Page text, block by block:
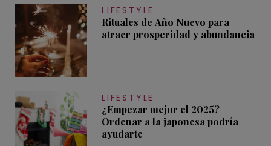
LIFESTYLE
Rituales de Año Nuevo para
atraer prosperidad y abundancia
LIFESTYLE
¿Empezar mejor el 2025?
Ordenar a la japonesa podría
ayudarte